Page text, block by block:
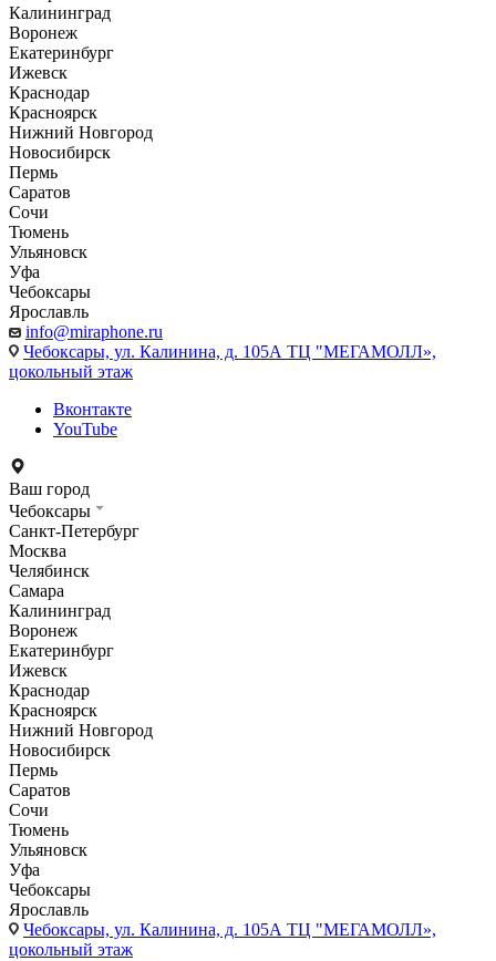
Калининград
Воронеж
Екатеринбург
Ижевск
Краснодар
Красноярск
Нижний Новгород
Новосибирск
Пермь
Саратов
Сочи
Тюмень
Ульяновск
Уфа
Чебоксары
Ярославль
info@miraphone.ru
Чебоксары, ул. Калинина, д. 105А ТЦ "МЕГАМОЛЛ»,
цокольный этаж
Вконтакте
YouTube
Ваш город
Чебоксары
Санкт-Петербург
Москва
Челябинск
Самара
Калининград
Воронеж
Екатеринбург
Ижевск
Краснодар
Красноярск
Нижний Новгород
Новосибирск
Пермь
Саратов
Сочи
Тюмень
Ульяновск
Уфа
Чебоксары
Ярославль
Чебоксары, ул. Калинина, д. 105А ТЦ "МЕГАМОЛЛ»,
цокольный этаж